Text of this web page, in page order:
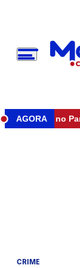
AGORAno Paraná
CRIME